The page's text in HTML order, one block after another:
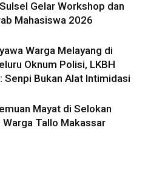
Gelar Workshop dan
Mahasiswa 2026
Warga Melayang di
Oknum Polisi, LKBH
Senpi Bukan Alat Intimidasi
Mayat di Selokan
Warga Tallo Makassar